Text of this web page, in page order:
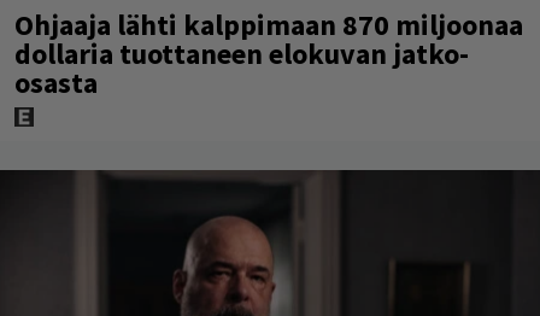
Ohjaaja lähti kalppimaan 870 miljoonaa
dollaria tuottaneen elokuvan jatko-
osasta